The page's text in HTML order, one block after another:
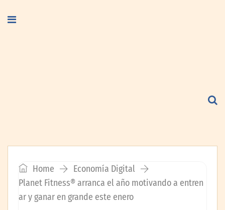
Home
Economía Digital
Planet Fitness® arranca el año motivando a entren
ar y ganar en grande este enero